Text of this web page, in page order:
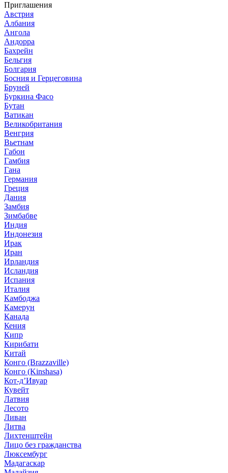
Приглашения
Австрия
Албания
Ангола
Андорра
Бахрейн
Бельгия
Болгария
Босния и Герцеговина
Бруней
Буркина Фасо
Бутан
Ватикан
Великобритания
Венгрия
Вьетнам
Габон
Гамбия
Гана
Германия
Греция
Дания
Замбия
Зимбабве
Индия
Индонезия
Ирак
Иран
Ирландия
Исландия
Испания
Италия
Камбоджа
Камерун
Канада
Кения
Кипр
Кирибати
Китай
Конго (Brazzaville)
Конго (Kinshasa)
Кот-д’Ивуар
Кувейт
Латвия
Лесото
Ливан
Литва
Лихтенштейн
Лицо без гражданства
Люксембург
Мадагаскар